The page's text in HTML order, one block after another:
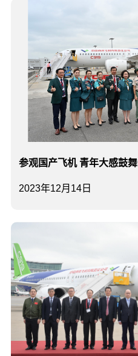
2023年12月14日
参观国产飞机 青年大感鼓舞